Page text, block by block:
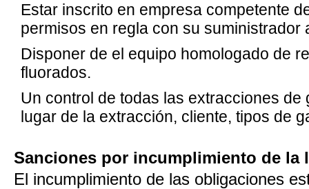
Estar inscrito en empresa competente
permisos en regla con su suministrador
Disponer de el equipo homologado de
fluorados.
Un control de todas las extracciones de
lugar de la extracción, cliente, tipos de
Sanciones por incumplimiento de la
El incumplimiento de las obligaciones